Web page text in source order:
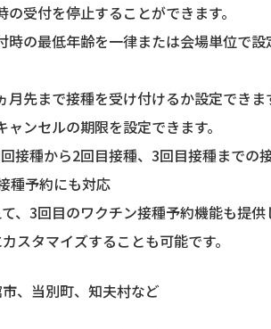
受付を停止することができます。
の最低年齢を一律または会場単位で
先まで接種を受け付けるか設定できま
ンセルの期限を設定できます。
種から2回目接種、3回目接種までの
種予約にも対応
、3回目のワクチン接種予約機能も提
スタマイズすることも可能です。
、当別町、知夫村など